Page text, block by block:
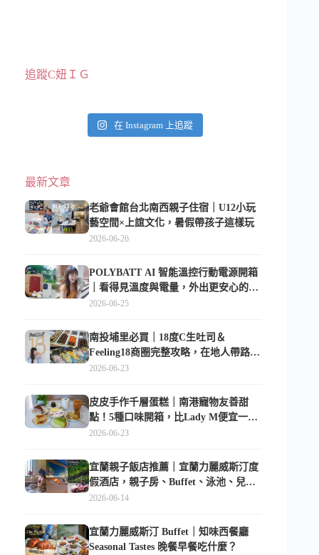
追蹤C妞ＩＧ
在 Instagram 上追蹤
最新文章
老爺會館台北南西親子住宿｜U12小玩
藝空間×上誼文化，暑假帶孩子這樣玩
2026-06-26
POLYBATT AI 智能溫控行動電源開箱
｜看得見溫度與電量，外出更安心的
10000mAh 行動電源
2026-06-25
南投埔里必買｜18度C生吐司＆
Feeling18商圈完整攻略，在地人帶路這
樣逛
2026-06-23
皮皮手作千層蛋糕｜南港寵物友善甜
點！5種口味開箱，比Lady M便宜一半
的台北隱藏版
2026-06-23
宜蘭親子飯店推薦｜宜蘭力麗威斯汀度
假酒店，親子房、Buffet、泳池、兒童
俱樂部超適合放電
2026-06-14
宜蘭力麗威斯汀 Buffet｜知味西餐廳
Seasonal Tastes 晚餐早餐吃什麼？